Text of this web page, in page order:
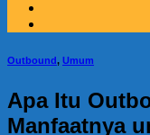
Outbound, Umum
Apa Itu
Manfaatnya